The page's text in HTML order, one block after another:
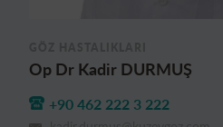
Op Dr Kadir DURMUŞ
+90 462 222 3 222